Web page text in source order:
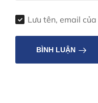
Lưu tên, email
BÌNH LUẬN